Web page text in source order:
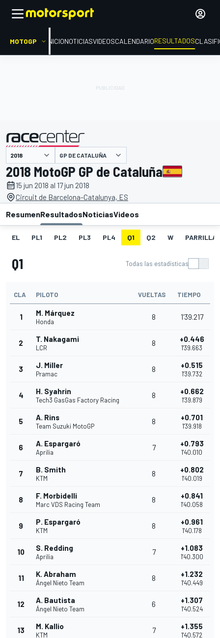
MOTOGP INICIONOTICIASVIDEOSCALENDARIORESULTADOS
presentado por GP DE CATALUÑA
2018 MotoGP GP de Cataluña
15 jun 2018 al 17 jun 2018
Circuit de Barcelona-Catalunya, ES
ResumenResultadosNoticiasVideos
EL PL1 PL2 PL3 PL4 Q1 Q2 W PARRILLA
Q1 Todas las estadísticas
CLA PILOTO VUELTAS TIEMPO
1 M. Márquez
Honda
8 1'39.217
2 T. Nakagami
LCR
8 +0.446
1'39.663
3 J. Miller
Pramac
8 +0.515
1'39.732
4 H. Syahrin
Tech3 GasGas Factory Racing
8 +0.662
1'39.879
5 A. Rins
Team Suzuki MotoGP
8 +0.701
1'39.918
6 A. Espargaró
Aprilia
7 +0.793
1'40.010
7 B. Smith
KTM
8 +0.802
1'40.019
8 F. Morbidelli
Marc VDS Racing Team
8 +0.841
1'40.058
9 P. Espargaró
KTM
8 +0.961
1'40.178
10 S. Redding
Aprilia
7 +1.083
1'40.300
11 K. Abraham
Ángel Nieto Team
8 +1.232
1'40.449
12 A. Bautista
Ángel Nieto Team
6 +1.307
1'40.524
13 M. Kallio
KTM
7 +1.355
1'40.572